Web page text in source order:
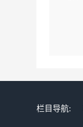
栏目导航: